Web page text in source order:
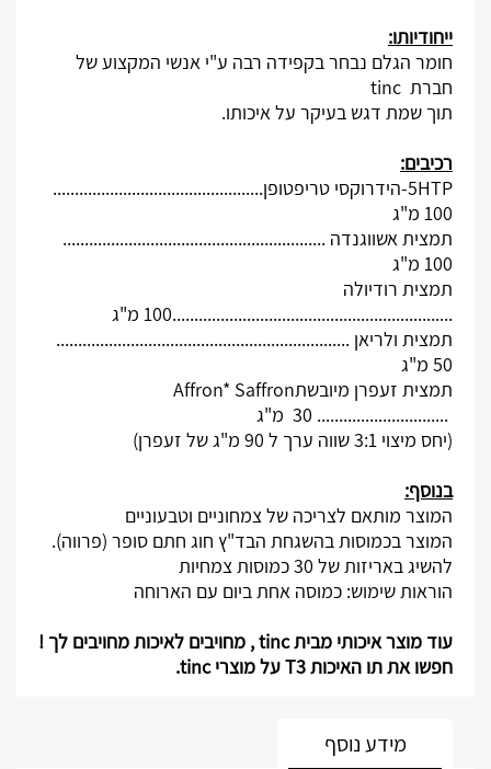
ייחודיותו:
חומר הגלם נבחר בקפידה רבה ע"י אנשי המקצוע של
חברת tinc
תוך שמת דגש בעיקר על איכותו.
רכיבים:
HTP5-הידרוקסי טריפטופן................................................
100 מ"ג
תמצית אשווגנדה ............................................................
100 מ"ג
תמצית רודיולה
................................................................100 מ"ג
תמצית ולריאן ...................................................................
50 מ"ג
תמצית זעפרן מיובשתAffron* Saffron
.............................. 30
מ"ג
(יחס מיצוי 3:1 שווה ערך ל 90 מ"ג של זעפרן)
בנוסף:
המוצר מותאם לצריכה של צמחוניים וטבעוניים
המוצר בכמוסות בהשגחת הבד"ץ חוג חתם סופר (פרווה).
להשיג באריזות של 30 כמוסות צמחיות
הוראות שימוש: כמוסה אחת ביום עם הארוחה
עוד מוצר איכותי מביתtinc, מחויבים לאיכות מחויבים לך !
חפשו את תו האיכות 3 Tעל מוצריtinc
.
מידע נוסף